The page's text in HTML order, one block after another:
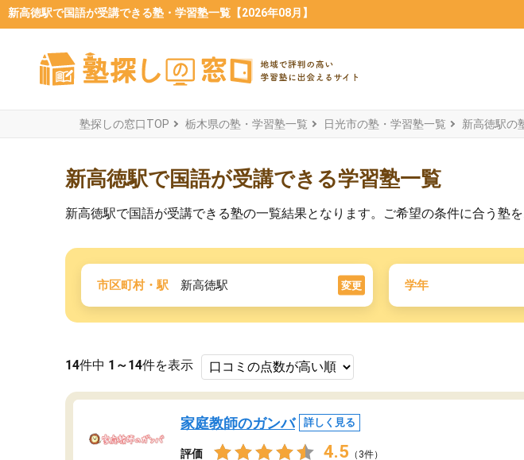
新高徳駅で国語が受講できる塾・学習塾一覧【2026年08月】
塾探しの窓口TOP 栃木県の塾・学習塾一覧 日光市の塾・学習塾一覧 新高徳駅の
新高徳駅で国語が受講できる学習塾一覧
新高徳駅で国語が受講できる塾の一覧結果となります。ご希望の条件に合う塾を
市区町村・駅 新高徳駅 変更 学年
14件中 1～14件を表示
家庭教師のガンバ 詳しく見る
評価 4.5 （3件）